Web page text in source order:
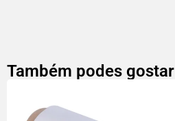
Também podes gostar